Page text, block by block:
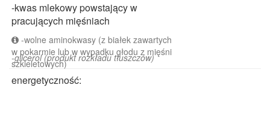
-kwas mlekowy powstający w
pracujących mięśniach
-wolne aminokwasy (z białek zawartych
w pokarmie lub w wypadku głodu z mięśni
szkieletowych)
-glicerol (produkt rozkładu tłuszczów)
energetyczność: